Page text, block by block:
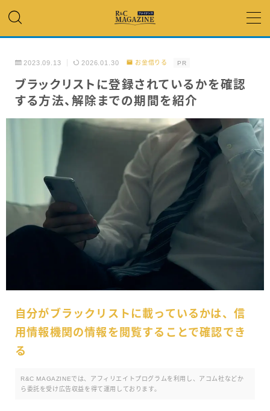
アコム・レイク・ プロミス
銀行カードローン
キャッシング
「低金利」 で借りたい
カードローンランキング
2023.09.13 2026.01.30 お金借りる PR
ブラックリストに登録されているかを確認
する方法、解除までの期間を紹介
自分がブラックリストに載っているかは、信
用情報機関の情報を閲覧することで確認でき
る
R&C MAGAZINEでは、アフィリエイトプログラムを利用し、アコム社などか
ら委託を受け広告収益を得て運用しております。